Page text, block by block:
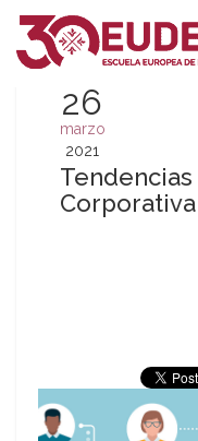
26
marzo
2021